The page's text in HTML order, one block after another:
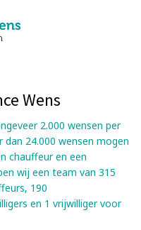
Wens
2.000 wensen per
dan 24.000 wensen mogen
chauffeur en een
wij een team van 315
190
en 1 vrijwilliger voor